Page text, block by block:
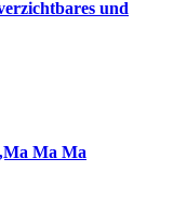
und
Ma Ma